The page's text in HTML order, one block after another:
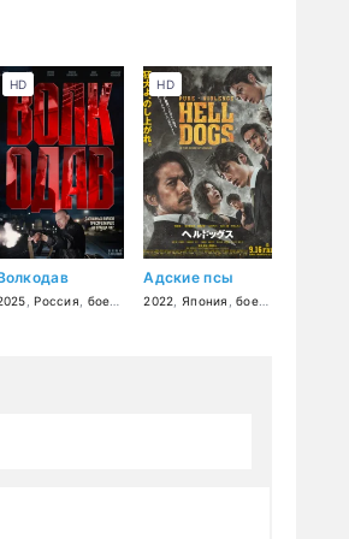
боевик,триллер
,Россия боевик триллер
HD
Адские псы
2022 Япония ,боевик
HD